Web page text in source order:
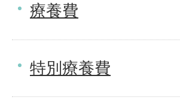
療養費
特別療養費